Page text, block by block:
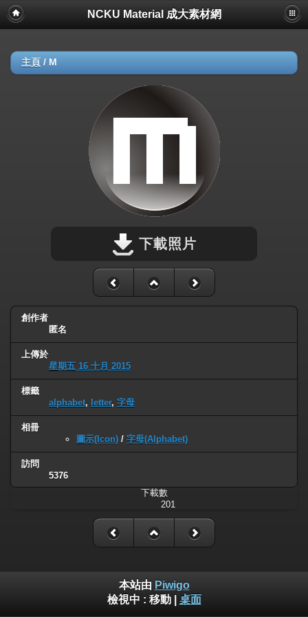
NCKU Material 成大素材網
主頁 / M
下載照片
創作者
匿名
上傳於
星期五 16 十月 2015
標籤
alphabet, letter, 字母
相冊
圖示(Icon) / 字母(Alphabet)
訪問
5376
下載數
201
本站由 Piwigo
檢視中 : 移動| 桌面